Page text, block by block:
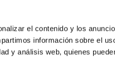
el contenido y los
información sobre el
y análisis web, quienes
14 1ª 3º
12